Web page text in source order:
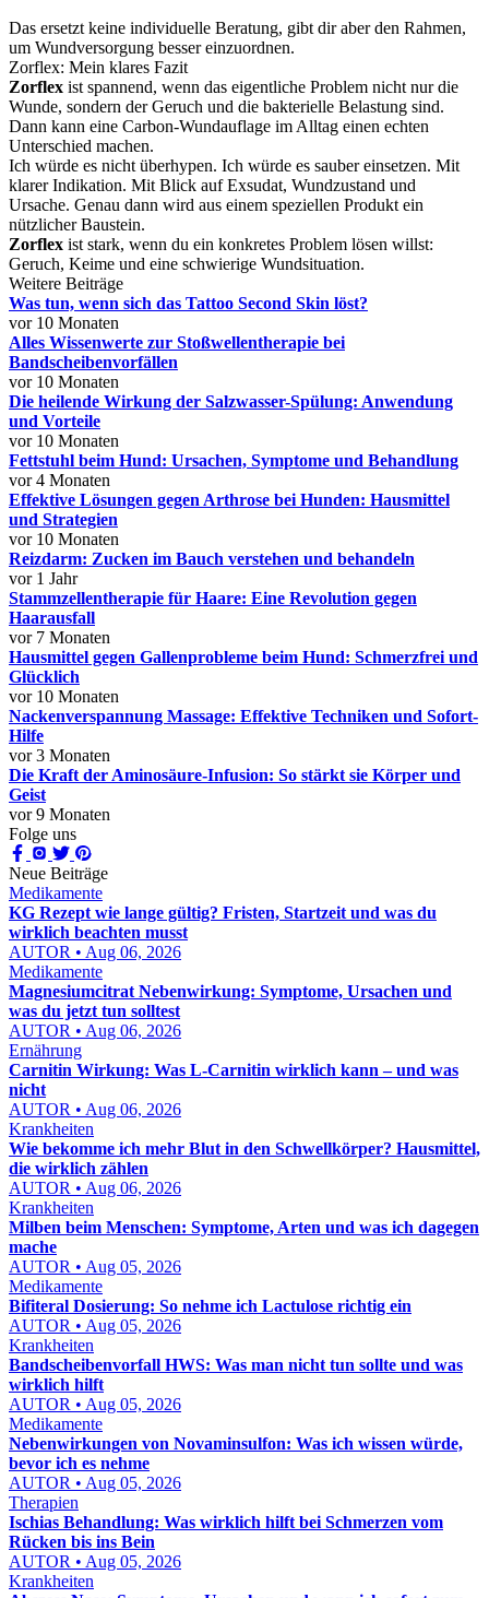
Das ersetzt keine individuelle Beratung, gibt dir aber den Rahmen,
um Wundversorgung besser einzuordnen.
Zorflex: Mein klares Fazit
Zorflex ist spannend, wenn das eigentliche Problem nicht nur die
Wunde, sondern der Geruch und die bakterielle Belastung sind.
Dann kann eine Carbon-Wundauflage im Alltag einen echten
Unterschied machen.
Ich würde es nicht überhypen. Ich würde es sauber einsetzen. Mit
klarer Indikation. Mit Blick auf Exsudat, Wundzustand und
Ursache. Genau dann wird aus einem speziellen Produkt ein
nützlicher Baustein.
Zorflex ist stark, wenn du ein konkretes Problem lösen willst:
Geruch, Keime und eine schwierige Wundsituation.
Weitere Beiträge
Was tun, wenn sich das Tattoo Second Skin löst?
vor 10 Monaten
Alles Wissenwerte zur Stoßwellentherapie bei
Bandscheibenvorfällen
vor 10 Monaten
Die heilende Wirkung der Salzwasser-Spülung: Anwendung
und Vorteile
vor 10 Monaten
Fettstuhl beim Hund: Ursachen, Symptome und Behandlung
vor 4 Monaten
Effektive Lösungen gegen Arthrose bei Hunden: Hausmittel
und Strategien
vor 10 Monaten
Reizdarm: Zucken im Bauch verstehen und behandeln
vor 1 Jahr
Stammzellentherapie für Haare: Eine Revolution gegen
Haarausfall
vor 7 Monaten
Hausmittel gegen Gallenprobleme beim Hund: Schmerzfrei und
Glücklich
vor 10 Monaten
Nackenverspannung Massage: Effektive Techniken und Sofort-
Hilfe
vor 3 Monaten
Die Kraft der Aminosäure-Infusion: So stärkt sie Körper und
Geist
vor 9 Monaten
Folge uns
Neue Beiträge
Medikamente
KG Rezept wie lange gültig? Fristen, Startzeit und was du
wirklich beachten musst
AUTOR • Aug 06, 2026
Medikamente
Magnesiumcitrat Nebenwirkung: Symptome, Ursachen und
was du jetzt tun solltest
AUTOR • Aug 06, 2026
Ernährung
Carnitin Wirkung: Was L-Carnitin wirklich kann – und was
nicht
AUTOR • Aug 06, 2026
Krankheiten
Wie bekomme ich mehr Blut in den Schwellkörper? Hausmittel,
die wirklich zählen
AUTOR • Aug 06, 2026
Krankheiten
Milben beim Menschen: Symptome, Arten und was ich dagegen
mache
AUTOR • Aug 05, 2026
Medikamente
Bifiteral Dosierung: So nehme ich Lactulose richtig ein
AUTOR • Aug 05, 2026
Krankheiten
Bandscheibenvorfall HWS: Was man nicht tun sollte und was
wirklich hilft
AUTOR • Aug 05, 2026
Medikamente
Nebenwirkungen von Novaminsulfon: Was ich wissen würde,
bevor ich es nehme
AUTOR • Aug 05, 2026
Therapien
Ischias Behandlung: Was wirklich hilft bei Schmerzen vom
Rücken bis ins Bein
AUTOR • Aug 05, 2026
Krankheiten